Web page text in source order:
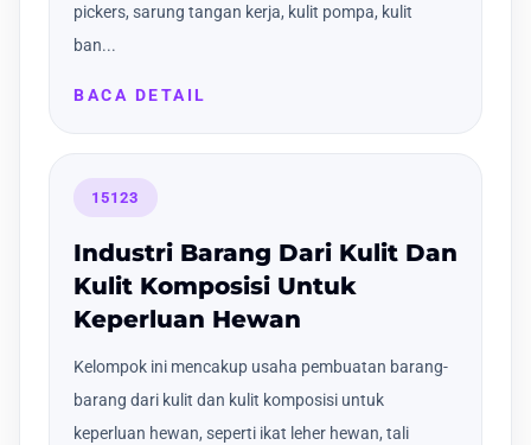
pickers, sarung tangan kerja, kulit pompa, kulit
ban...
BACA DETAIL
15123
Industri Barang Dari Kulit Dan
Kulit Komposisi Untuk
Keperluan Hewan
Kelompok ini mencakup usaha pembuatan barang-
barang dari kulit dan kulit komposisi untuk
keperluan hewan, seperti ikat leher hewan, tali